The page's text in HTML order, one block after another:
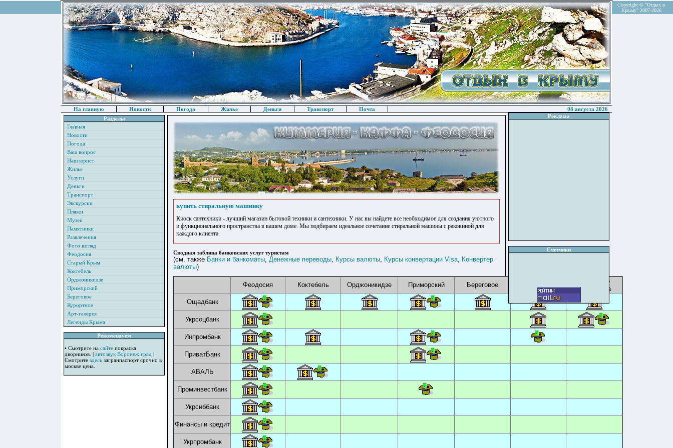
На главную Новости Погода Жилье Деньги Транспорт Почта
08 августа 2026
Разделы
Главная
Новости
Погода
Ваш вопрос
Наш юрист
Жилье
Услуги
Деньги
Транспорт
Экскурсии
Пляжи
Музеи
Памятники
Развлечения
Фото взгляд
Феодосия
Старый Крым
Коктебель
Орджоникидзе
Приморский
Береговое
Курортное
Арт-галерея
Легенды Крыма
Рекомендуем
• Смотрите на сайте покраска
дворников. | автозвук Воронеж град |
Смотрите здесь загранпаспорт срочно в
москве цена.
купить стиральную машинку
Киоск сантехники - лучший магазин бытовой техники и сантехники. У нас вы найдете все необходимое для создания уютного
и функционального пространства в вашем доме. Мы подбираем идеальное сочетание стиральной машины с раковиной для
каждого клиента.
Сводная таблица банковских услуг туристам
(см. также Банки и банкоматы, Денежные переводы, Курсы валюты, Курсы конвертации Visa, Конвертер
валюты)
Феодосия Коктебель Орджоникидзе Приморский Береговое
Курортное
Щебетовка
Ощадбанк
Укрсоцбанк
Инпромбанк
ПриватБанк
АВАЛЬ
Проминвестбанк
Укрсиббанк
Финансы и кредит
Укрпромбанк
Реклама
Счетчики
Copyright © "Отдых в
Крыму" 2007-2026